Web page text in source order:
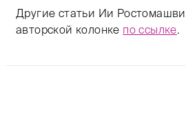
Другие статьи Ии
авторской колонке по ссылке.